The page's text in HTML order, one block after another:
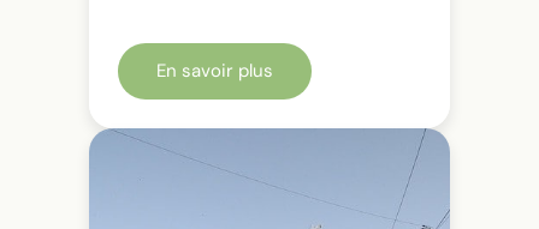
En savoir plus